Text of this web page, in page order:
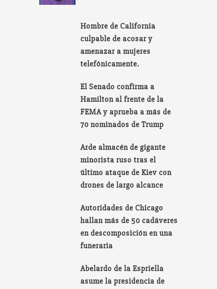
Hombre de California
culpable de acosar y
amenazar a mujeres
telefónicamente.
El Senado confirma a
Hamilton al frente de la
FEMA y aprueba a más de
70 nominados de Trump
Arde almacén de gigante
minorista ruso tras el
último ataque de Kiev con
drones de largo alcance
Autoridades de Chicago
hallan más de 50 cadáveres
en descomposición en una
funeraria
Abelardo de la Espriella
asume la presidencia de